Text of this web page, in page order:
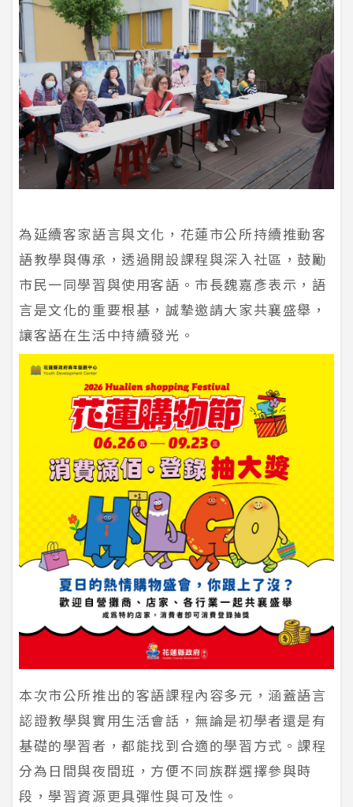
為延續客家語言與文化，花蓮市公所持續推動客
語教學與傳承，透過開設課程與深入社區，鼓勵
市民一同學習與使用客語。市長魏嘉彥表示，語
言是文化的重要根基，誠摯邀請大家共襄盛舉，
讓客語在生活中持續發光。
本次市公所推出的客語課程內容多元，涵蓋語言
認證教學與實用生活會話，無論是初學者還是有
基礎的學習者，都能找到合適的學習方式。課程
分為日間與夜間班，方便不同族群選擇參與時
段，學習資源更具彈性與可及性。